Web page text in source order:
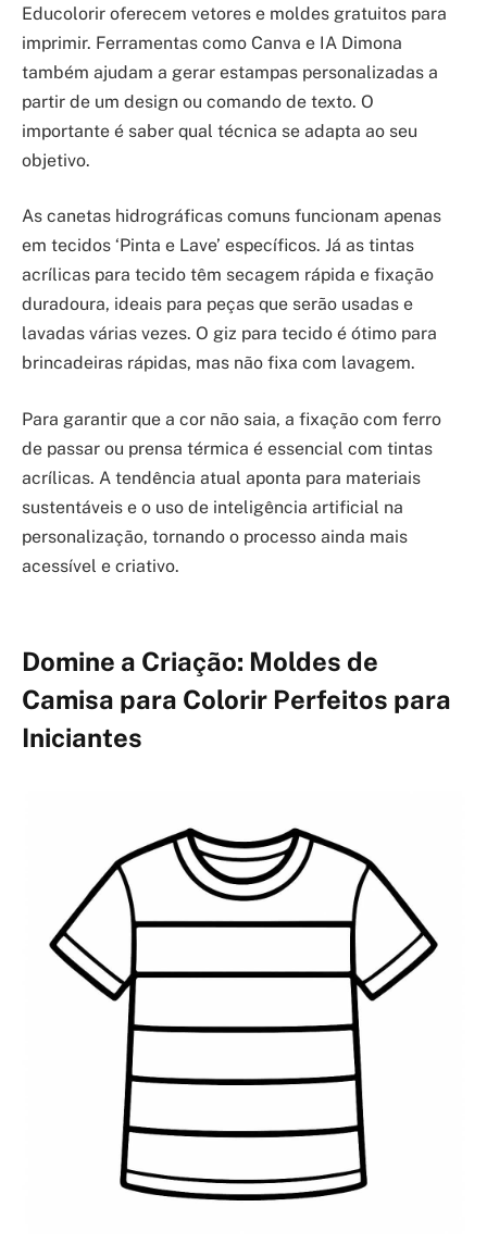
Educolorir oferecem vetores e moldes gratuitos para
imprimir. Ferramentas como Canva e IA Dimona
também ajudam a gerar estampas personalizadas a
partir de um design ou comando de texto. O
importante é saber qual técnica se adapta ao seu
objetivo.
As canetas hidrográficas comuns funcionam apenas
em tecidos ‘Pinta e Lave’ específicos. Já as tintas
acrílicas para tecido têm secagem rápida e fixação
duradoura, ideais para peças que serão usadas e
lavadas várias vezes. O giz para tecido é ótimo para
brincadeiras rápidas, mas não fixa com lavagem.
Para garantir que a cor não saia, a fixação com ferro
de passar ou prensa térmica é essencial com tintas
acrílicas. A tendência atual aponta para materiais
sustentáveis e o uso de inteligência artificial na
personalização, tornando o processo ainda mais
acessível e criativo.
Domine a Criação: Moldes de
Camisa para Colorir Perfeitos para
Iniciantes